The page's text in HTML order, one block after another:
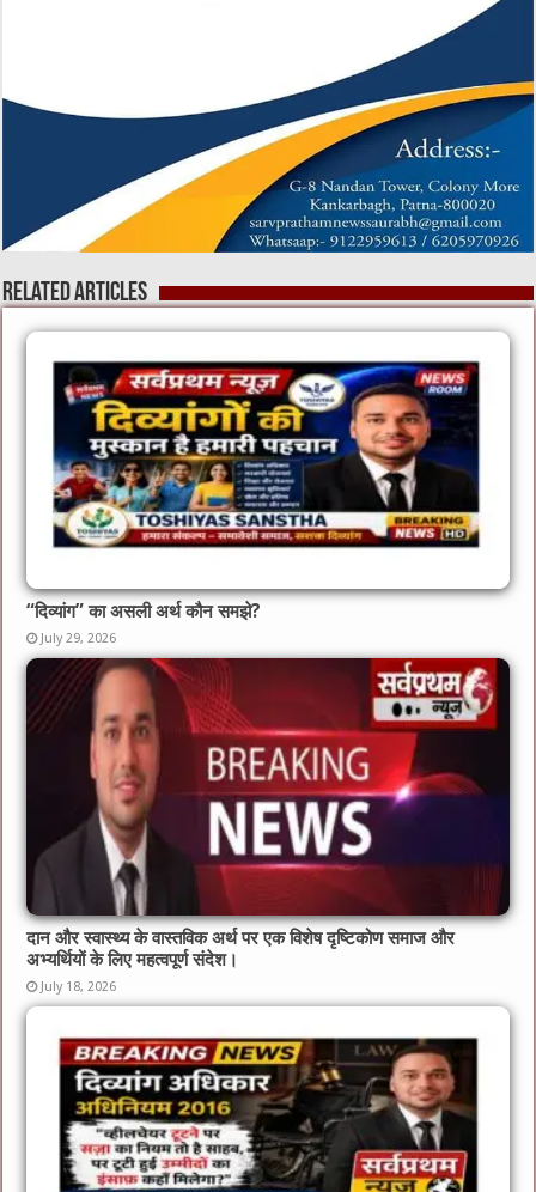
Related Articles
“दिव्यांग” का असली अर्थ कौन समझे?
July 29, 2026
दान और स्वास्थ्य के वास्तविक अर्थ पर एक विशेष दृष्टिकोण समाज और
अभ्यर्थियों के लिए महत्वपूर्ण संदेश।
July 18, 2026